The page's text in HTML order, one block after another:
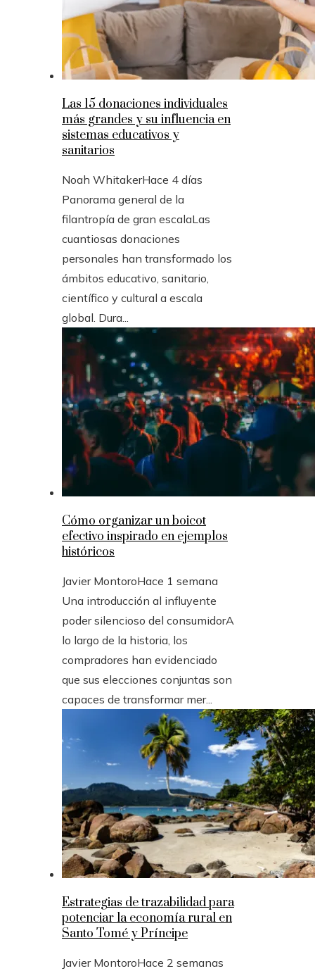
Las 15 donaciones individuales
más grandes y su influencia en
sistemas educativos y
sanitarios
Noah WhitakerHace 4 días
Panorama general de la
filantropía de gran escalaLas
cuantiosas donaciones
personales han transformado los
ámbitos educativo, sanitario,
científico y cultural a escala
global. Dura...
Cómo organizar un boicot
efectivo inspirado en ejemplos
históricos
Javier MontoroHace 1 semana
Una introducción al influyente
poder silencioso del consumidorA
lo largo de la historia, los
compradores han evidenciado
que sus elecciones conjuntas son
capaces de transformar mer...
Estrategias de trazabilidad para
potenciar la economía rural en
Santo Tomé y Príncipe
Javier MontoroHace 2 semanas